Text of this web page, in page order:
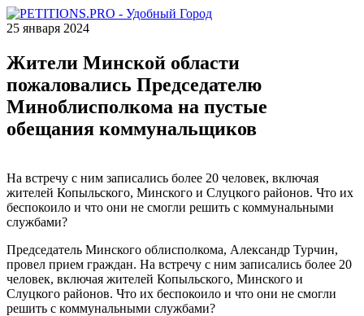
25 января 2024
Жители Минской области
пожаловались Председателю
Миноблисполкома на пустые
обещания коммунальщиков
На встречу с ним записались более 20 человек, включая
жителей Копыльского, Минского и Слуцкого районов. Что их
беспокоило и что они не смогли решить с коммунальными
службами?
Председатель Минского облисполкома, Александр Турчин,
провел прием граждан. На встречу с ним записались более 20
человек, включая жителей Копыльского, Минского и
Слуцкого районов. Что их беспокоило и что они не смогли
решить с коммунальными службами?